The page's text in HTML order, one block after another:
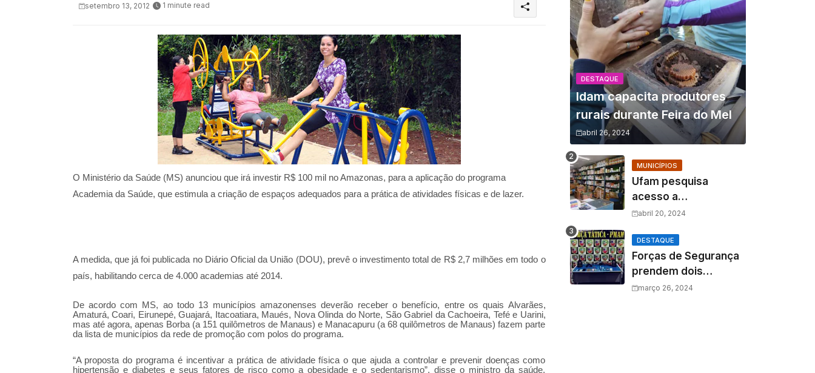
setembro 13, 2012 1 minute read
O Ministério da Saúde (MS) anunciou que irá investir R$ 100 mil no Amazonas, para a aplicação do programa
Academia da Saúde, que estimula a criação de espaços adequados para a prática de atividades físicas e de lazer.
A medida, que já foi publicada no Diário Oficial da União (DOU), prevê o investimento total de R$ 2,7 milhões em todo o
país, habilitando cerca de 4.000 academias até 2014.
De acordo com MS, ao todo 13 municípios amazonenses deverão receber o benefício, entre os quais Alvarães,
Amaturá, Coari, Eirunepé, Guajará, Itacoatiara, Maués, Nova Olinda do Norte, São Gabriel da Cachoeira, Tefé e Uarini,
mas até agora, apenas Borba (a 151 quilômetros de Manaus) e Manacapuru (a 68 quilômetros de Manaus) fazem parte
da lista de municípios da rede de promoção com polos do programa.
“A proposta do programa é incentivar a prática de atividade física o que ajuda a controlar e prevenir doenças como
hipertensão e diabetes e seus fatores de risco como a obesidade e o sedentarismo”, disse o ministro da saúde,
DESTAQUE
Idam capacita produtores
rurais durante Feira do Mel
abril 26, 2024
MUNICÍPIOS
Ufam pesquisa
acesso a
medicamentos na
amazônico sobre a
assistência
farmacêutica
abril 20, 2024
DESTAQUE
Forças de Segurança
prendem dois
homens por tráfico de
março 26, 2024